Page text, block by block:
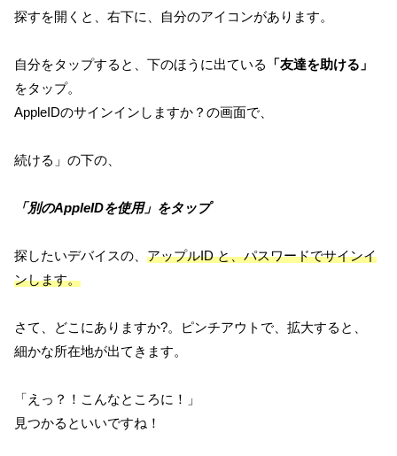
探すを開くと、右下に、自分のアイコンがあります。
自分をタップすると、下のほうに出ている
「友達を助ける」
をタップ。
AppleIDのサインインしますか？の画面で、
続ける」の下の、
「別のAppleIDを使用」をタップ
探したいデバイスの、 アップルID と、パスワードでサインイ
ンします。
さて、どこにありますか?。ピンチアウトで、拡大すると、
細かな所在地が出てきます。
「えっ？！こんなところに！」
見つかるといいですね！